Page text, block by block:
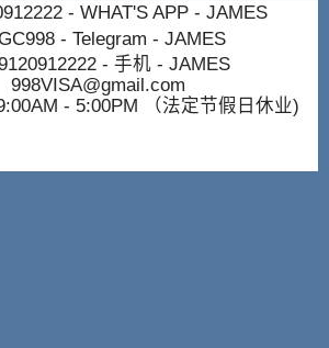
- WHAT'S APP - JAMES
- Telegram - JAMES
- 手机 - JAMES
998VISA@gmail.com
- 5:00PM （法定节假日休业)